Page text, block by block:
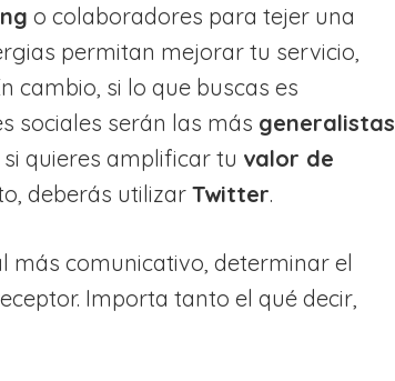
o colaboradores para tejer una
permitan mejorar tu servicio,
cambio, si lo que buscas es
sociales serán las más generalistas
quieres amplificar tu valor de
deberás utilizar Twitter.
más comunicativo, determinar el
Importa tanto el qué decir,